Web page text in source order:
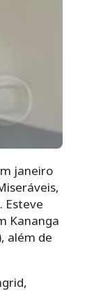
janeiro
Esteve
Kananga
além de